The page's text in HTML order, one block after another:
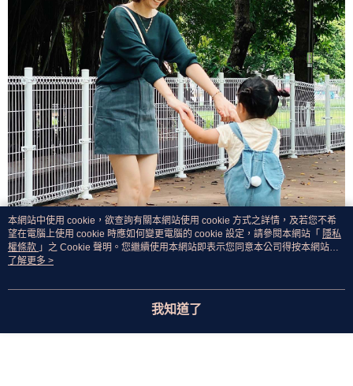
本網站中使用 cookie，欲查詢有關本網站使用 cookie 方式之詳情，及若您不希
望在電腦上使用 cookie 時應如何變更電腦的 cookie 設定，請參閱本網站「 隱私
權條款 」之 Cookie 聲明。您繼續使用本網站即表示您同意本公司得按本網站使
用條款之 Cookie 聲明使用 cookie。
了解更多 >
我知道了